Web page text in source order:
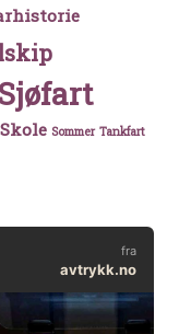
Sjøfart
Skole Sommer Tankfart